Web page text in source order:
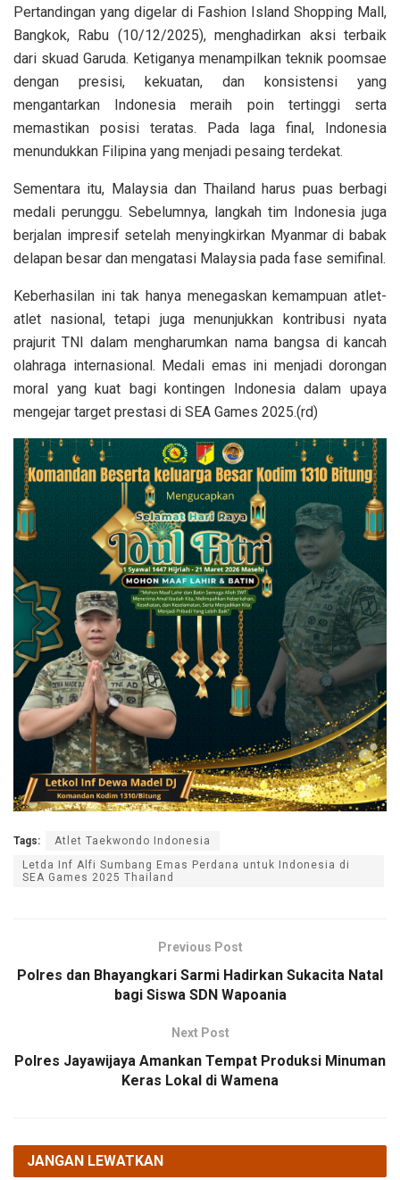
Pertandingan yang digelar di Fashion Island Shopping Mall,
Bangkok, Rabu (10/12/2025), menghadirkan aksi terbaik
dari skuad Garuda. Ketiganya menampilkan teknik poomsae
dengan presisi, kekuatan, dan konsistensi yang
mengantarkan Indonesia meraih poin tertinggi serta
memastikan posisi teratas. Pada laga final, Indonesia
menundukkan Filipina yang menjadi pesaing terdekat.
Sementara itu, Malaysia dan Thailand harus puas berbagi
medali perunggu. Sebelumnya, langkah tim Indonesia juga
berjalan impresif setelah menyingkirkan Myanmar di babak
delapan besar dan mengatasi Malaysia pada fase semifinal.
Keberhasilan ini tak hanya menegaskan kemampuan atlet-
atlet nasional, tetapi juga menunjukkan kontribusi nyata
prajurit TNI dalam mengharumkan nama bangsa di kancah
olahraga internasional. Medali emas ini menjadi dorongan
moral yang kuat bagi kontingen Indonesia dalam upaya
mengejar target prestasi di SEA Games 2025.(rd)
Tags:
Atlet Taekwondo Indonesia
Letda Inf Alfi Sumbang Emas Perdana untuk Indonesia di
SEA Games 2025 Thailand
Previous Post
Polres dan Bhayangkari Sarmi Hadirkan Sukacita Natal
bagi Siswa SDN Wapoania
Next Post
Polres Jayawijaya Amankan Tempat Produksi Minuman
Keras Lokal di Wamena
JANGAN LEWATKAN